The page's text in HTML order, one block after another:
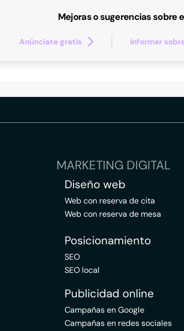
Mejoras o sugerencias sobre
Anúnciate gratis Informar
MARKETING DIGITAL
Diseño web
Web con reserva de cita
Web con reserva de mesa
Posicionamiento
SEO
SEO local
Publicidad online
Campañas en Google
Campañas en redes sociales